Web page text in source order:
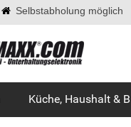
Selbstabholung möglich
Küche, Haushalt &